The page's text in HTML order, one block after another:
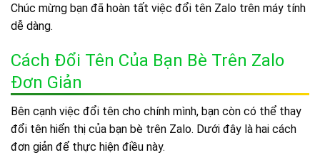
Chúc mừng bạn đã hoàn tất việc đổi tên Zalo trên máy tính
dễ dàng.
Cách Đổi Tên Của Bạn Bè Trên Zalo
Đơn Giản
Bên cạnh việc đổi tên cho chính mình, bạn còn có thể thay
đổi tên hiển thị của bạn bè trên Zalo. Dưới đây là hai cách
đơn giản để thực hiện điều này.